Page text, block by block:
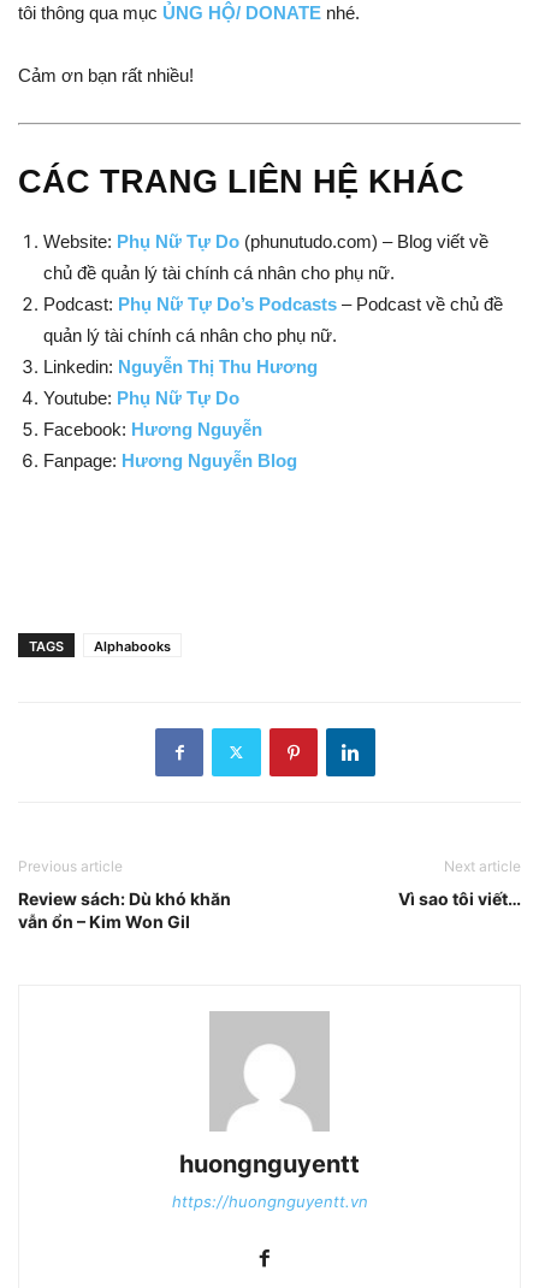
tôi thông qua mục ỦNG HỘ/ DONATE nhé.
Cảm ơn bạn rất nhiều!
CÁC TRANG LIÊN HỆ KHÁC
Website: Phụ Nữ Tự Do (phunutudo.com) – Blog viết về
chủ đề quản lý tài chính cá nhân cho phụ nữ.
Podcast: Phụ Nữ Tự Do’s Podcasts – Podcast về chủ đề
quản lý tài chính cá nhân cho phụ nữ.
Linkedin: Nguyễn Thị Thu Hương
Youtube: Phụ Nữ Tự Do
Facebook: Hương Nguyễn
Fanpage: Hương Nguyễn Blog
TAGS Alphabooks
Previous article
Review sách: Dù khó khăn
vẫn ổn – Kim Won Gil
Next article
Vì sao tôi viết…
huongnguyentt
https://huongnguyentt.vn